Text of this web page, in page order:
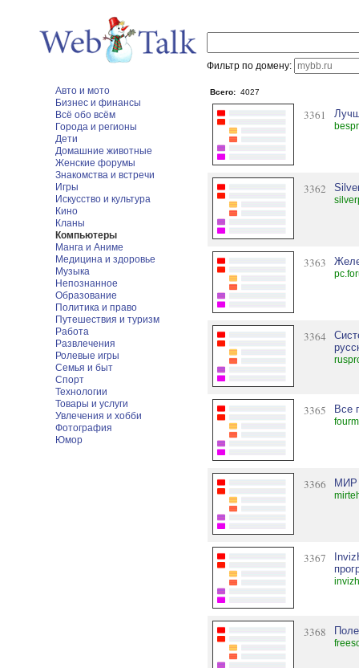
Фильтр по домену:
Авто и мото
Бизнес и финансы
Всё обо всём
Города и регионы
Дети
Домашние животные
Женские форумы
Знакомства и встречи
Игры
Искусство и культура
Кино
Кланы
Компьютеры
Манга и Аниме
Медицина и здоровье
Музыка
Непознанное
Образование
Политика и право
Путешествия и туризм
Работа
Развлечения
Ролевые игры
Семья и быт
Спорт
Технологии
Товары и услуги
Увлечения и хобби
Фотография
Юмор
Всего: 4027
3361
3362
3363
3364
3365 Все
3366 МИР
3367
3368